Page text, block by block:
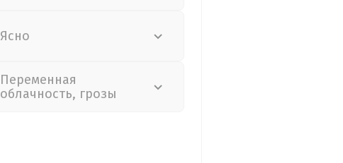
Ясно
Переменная
облачность, грозы